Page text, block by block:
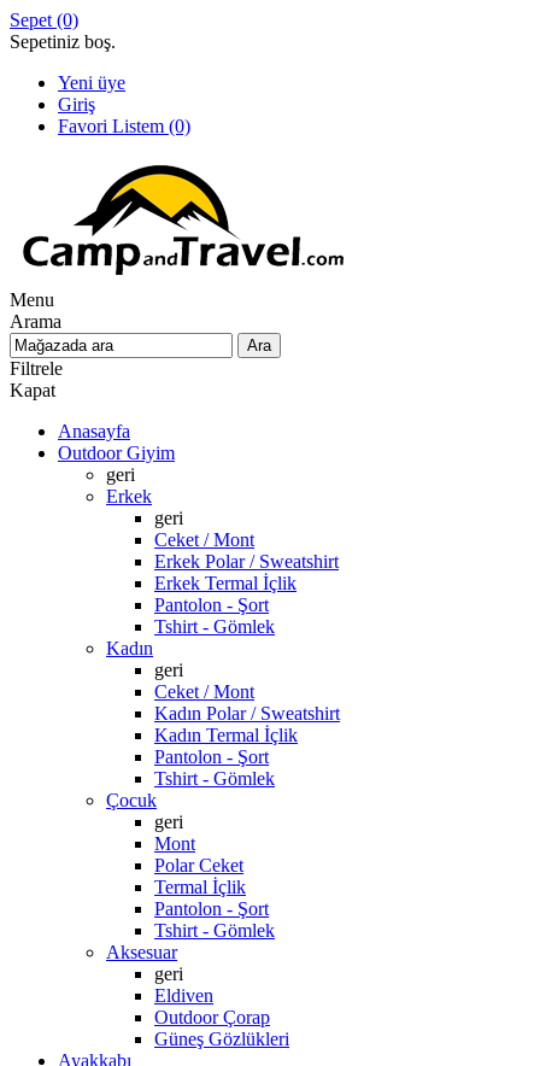
Sepet (0)
Sepetiniz boş.
Yeni üye
Giriş
Favori Listem (0)
Menu
Arama
Filtrele
Kapat
Anasayfa
Outdoor Giyim
geri
Erkek
geri
Ceket / Mont
Erkek Polar / Sweatshirt
Erkek Termal İçlik
Pantolon - Şort
Tshirt - Gömlek
Kadın
geri
Ceket / Mont
Kadın Polar / Sweatshirt
Kadın Termal İçlik
Pantolon - Şort
Tshirt - Gömlek
Çocuk
geri
Mont
Polar Ceket
Termal İçlik
Pantolon - Şort
Tshirt - Gömlek
Aksesuar
geri
Eldiven
Outdoor Çorap
Güneş Gözlükleri
Ayakkabı